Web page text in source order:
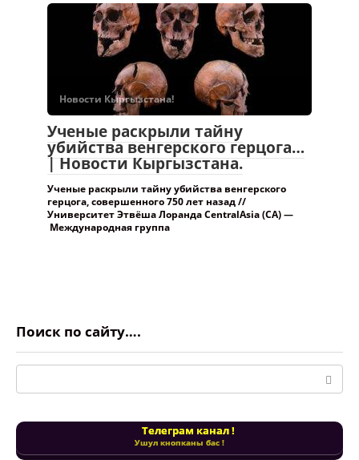
Новости Кыргызстана!
Ученые раскрыли тайну
убийства венгерского герцога…
| Новости Кыргызстана.
Ученые раскрыли тайну убийства венгерского
герцога, совершенного 750 лет назад //
Университет Этвёша Лоранда CentralAsia (CA) —
Международная группа
Поиск по сайту….
Поиск:
Телеграм канал !
Ушул кнопканы бас !